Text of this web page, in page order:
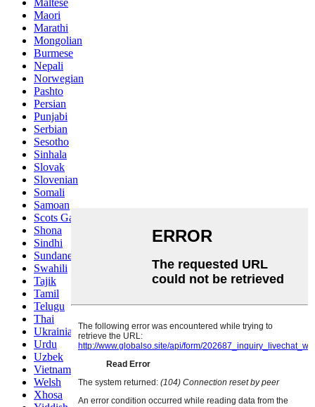
Maltese
Maori
Marathi
Mongolian
Burmese
Nepali
Norwegian
Pashto
Persian
Punjabi
Serbian
Sesotho
Sinhala
Slovak
Slovenian
Somali
Samoan
Scots Gaelic
Shona
Sindhi
Sundanese
Swahili
Tajik
Tamil
Telugu
Thai
Ukrainian
Urdu
Uzbek
Vietnamese
Welsh
Xhosa